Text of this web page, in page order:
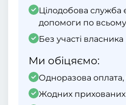
Цілодобова служба
допомоги по всьому
Без участі власника
Ми обіцяємо:
Одноразова оплата,
Жодних прихованих